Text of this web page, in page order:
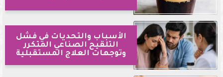
الأسباب والتحديات في فشل
التلقيح الصناعي المتكرر
وتوجهات العلاج المستقبلية